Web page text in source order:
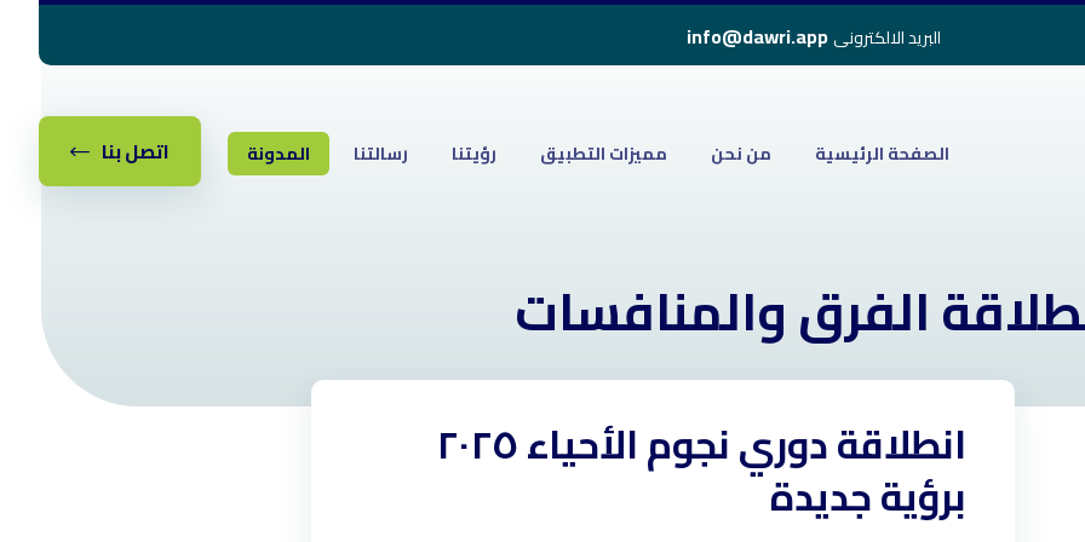
البريد الالكترونىinfo@dawri.app
اتصل بنا الصفحة الرئيسية من نحن مميزات التطبيق رؤيتنا رسالتنا المدونة
الفرق والمنافسات
المدونة انطلاقة الفرق والمنافسات انطلاقة دوري نجوم الأحياء ٢٠٢٥
برؤية جديدة